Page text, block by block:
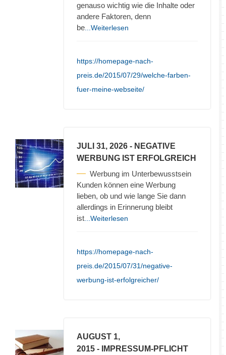
genauso wichtig wie die Inhalte oder
andere Faktoren, denn
be ...Weiterlesen
https://homepage-nach-
preis.de/2015/07/29/welche-farben-
fuer-meine-webseite/
JULI 31, 2026 - NEGATIVE
WERBUNG IST ERFOLGREICH
Werbung im Unterbewusstsein
Kunden können eine Werbung
lieben, ob und wie lange Sie dann
allerdings in Erinnerung bleibt
ist ...Weiterlesen
https://homepage-nach-
preis.de/2015/07/31/negative-
werbung-ist-erfolgreicher/
AUGUST 1,
2015 - IMPRESSUM-PFLICHT